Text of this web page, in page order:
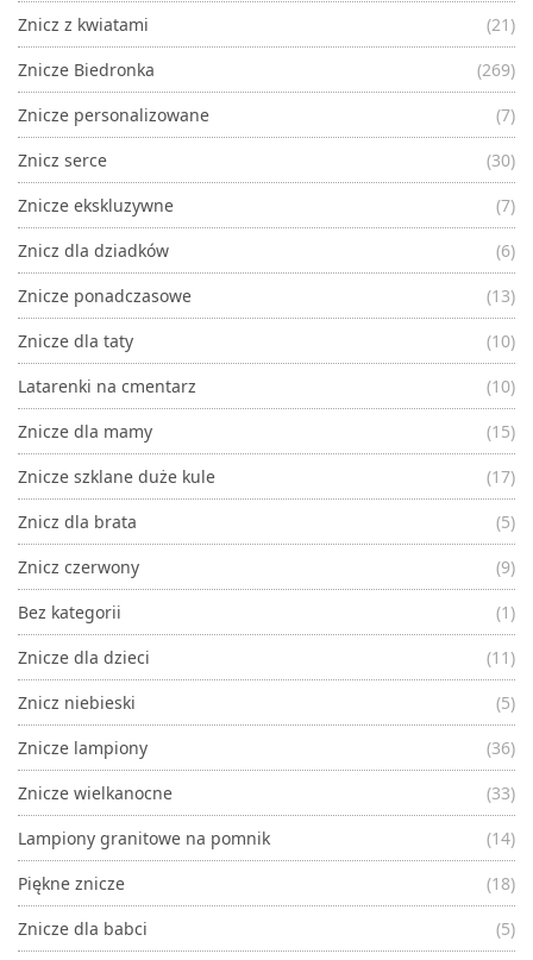
Znicz z kwiatami
(21)
Znicze Biedronka
(269)
Znicze personalizowane
(7)
Znicz serce
(30)
Znicze ekskluzywne
(7)
Znicz dla dziadków
(6)
Znicze ponadczasowe
(13)
Znicze dla taty
(10)
Latarenki na cmentarz
(10)
Znicze dla mamy
(15)
Znicze szklane duże kule
(17)
Znicz dla brata
(5)
Znicz czerwony
(9)
Bez kategorii
(1)
Znicze dla dzieci
(11)
Znicz niebieski
(5)
Znicze lampiony
(36)
Znicze wielkanocne
(33)
Lampiony granitowe na pomnik
(14)
Piękne znicze
(18)
Znicze dla babci
(5)